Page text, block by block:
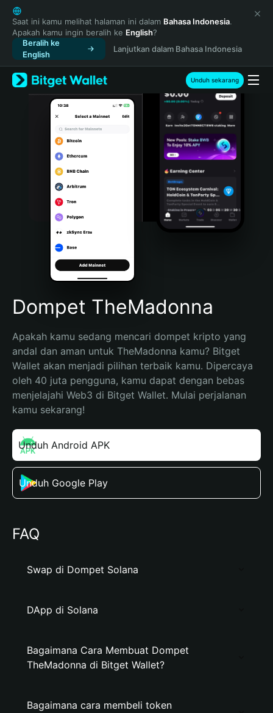
English
日本語
Tiếng Việt
Русский
Español (Latinoamérica)
Türkçe
Italiano
Português (Portugal)
Bahasa Indonesia
Português (Brasil)
Español (Argentina)
Saat ini kamu melihat halaman ini dalam Bahasa Indonesia.
Apakah kamu ingin beralih ke English?
Beralih ke
English
Lanjutkan dalam Bahasa Indonesia
Unduh sekarang
Dompet TheMadonna
Apakah kamu sedang mencari dompet kripto yang
andal dan aman untuk TheMadonna kamu? Bitget
Wallet akan menjadi pilihan terbaik kamu. Dipercaya
oleh 40 juta pengguna, kamu dapat dengan bebas
menjelajahi Web3 di Bitget Wallet. Mulai perjalanan
kamu sekarang!
Unduh Android APK
Unduh Google Play
FAQ
Swap di Dompet Solana
DApp di Solana
Bagaimana Cara Membuat Dompet
TheMadonna di Bitget Wallet?
Bagaimana cara membeli token